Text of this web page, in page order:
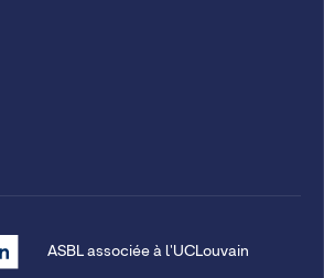
ASBL associée à l'UCLouvain